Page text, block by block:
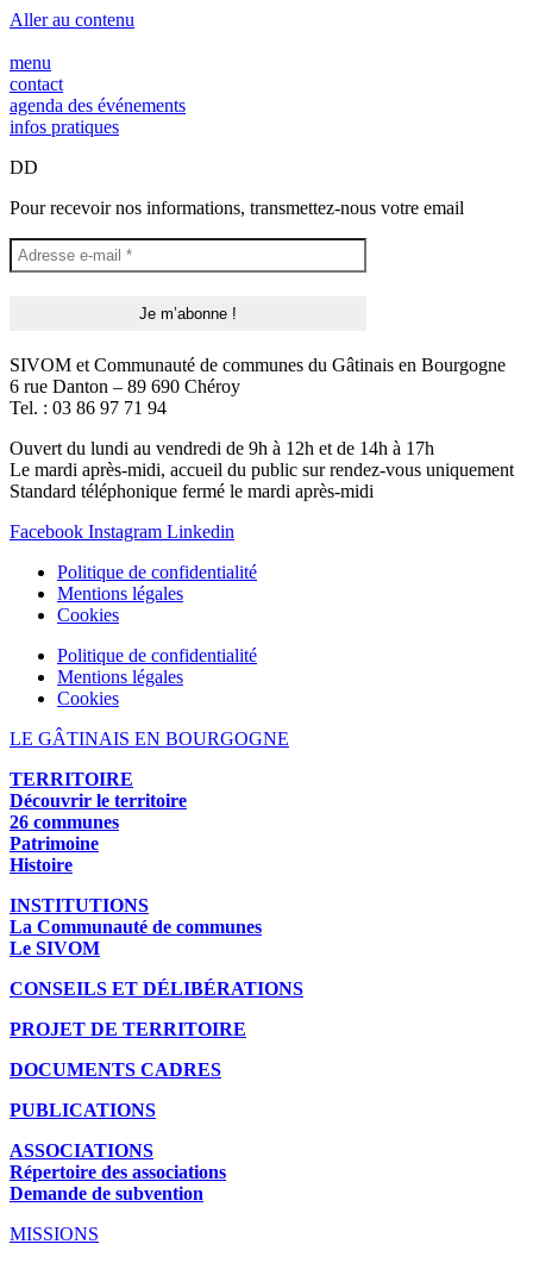
Panneau de gestion des cookies
Aller au contenu
menu
contact
agenda des événements
infos pratiques
DD
Pour recevoir nos informations, transmettez-nous votre email
SIVOM et Communauté de communes du Gâtinais en Bourgogne
6 rue Danton – 89 690 Chéroy
Tel. : 03 86 97 71 94
Ouvert du lundi au vendredi de 9h à 12h et de 14h à 17h
Le mardi après-midi, accueil du public sur rendez-vous uniquement
Standard téléphonique fermé le mardi après-midi
Facebook Instagram Linkedin
Politique de confidentialité
Mentions légales
Cookies
Politique de confidentialité
Mentions légales
Cookies
LE GÂTINAIS EN BOURGOGNE
TERRITOIRE
Découvrir le territoire
26 communes
Patrimoine
Histoire
INSTITUTIONS
La Communauté de communes
Le SIVOM
CONSEILS ET DÉLIBÉRATIONS
PROJET DE TERRITOIRE
DOCUMENTS CADRES
PUBLICATIONS
ASSOCIATIONS
Répertoire des associations
Demande de subvention
MISSIONS